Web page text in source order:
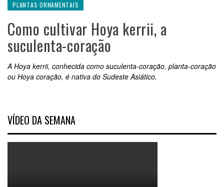
PLANTAS ORNAMENTAIS
Como cultivar Hoya kerrii, a
suculenta-coração
A Hoya kerrii, conhecida como suculenta-coração, planta-coração
ou Hoya coração, é nativa do Sudeste Asiático,
VÍDEO DA SEMANA